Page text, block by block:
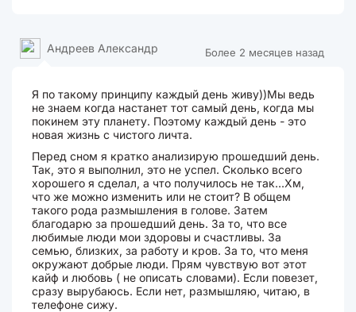
Более 2 месяцев назад
Андреев Александр
Я по такому принципу каждый день живу))Мы ведь
не знаем когда настанет тот самый день, когда мы
покинем эту планету. Поэтому каждый день - это
новая жизнь с чистого личта.
Перед сном я кратко анализирую прошедший день.
Так, это я выполнил, это не успел. Сколько всего
хорошего я сделал, а что получилось не так...Хм,
что же можно изменить или не стоит? В общем
такого рода размышления в голове. Затем
благодарю за прошедший день. За то, что все
любимые люди мои здоровы и счастливы. За
семью, близких, за работу и кров. За то, что меня
окружают добрые люди. Прям чувствую вот этот
кайф и любовь ( не описать словами). Если повезет,
сразу вырубаюсь. Если нет, размышляю, читаю, в
телефоне сижу.